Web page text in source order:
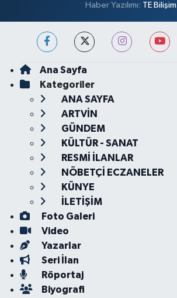
Haber Yazılımı: TE Bilişim
Ana Sayfa
Kategoriler
ANA SAYFA
ARTVİN
GÜNDEM
KÜLTÜR - SANAT
RESMİ İLANLAR
NÖBETÇİ ECZANELER
KÜNYE
İLETİŞİM
Foto Galeri
Video
Yazarlar
Seri İlan
Röportaj
Biyografi